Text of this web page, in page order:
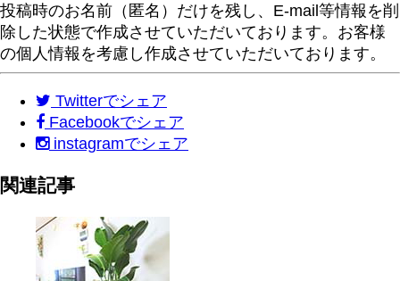
投稿時のお名前（匿名）だけを残し、E-mail等情報を削
除した状態で作成させていただいております。お客様
の個人情報を考慮し作成させていただいております。
Twitterでシェア
Facebookでシェア
instagramでシェア
関連記事